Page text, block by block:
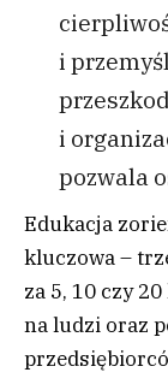
i
i
pozwala
Edukacja
kluczowa –
za 5, 10 czy
na ludzi oraz